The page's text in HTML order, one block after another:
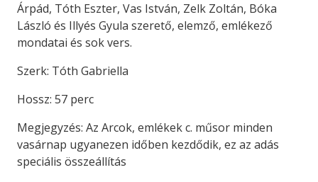
Árpád, Tóth Eszter, Vas István, Zelk Zoltán, Bóka
László és Illyés Gyula szerető, elemző, emlékező
mondatai és sok vers.
Szerk: Tóth Gabriella
Hossz: 57 perc
Megjegyzés: Az Arcok, emlékek c. műsor minden
vasárnap ugyanezen időben kezdődik, ez az adás
speciális összeállítás